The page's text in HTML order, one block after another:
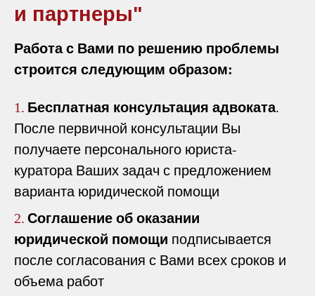
и партнеры"
Работа с Вами по решению проблемы
строится следующим образом:
1. Бесплатная консультация адвоката.
После первичной консультации Вы
получаете персонального юриста-
куратора Ваших задач с предложением
варианта юридической помощи
2. Соглашение об оказании
юридической помощи подписывается
после согласования с Вами всех сроков и
объема работ